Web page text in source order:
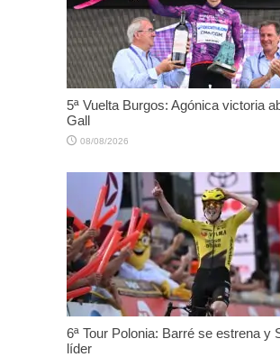
5ª Vuelta Burgos: Agónica victoria
Gall
08/08/2026
6ª Tour Polonia: Barré se estrena y
líder